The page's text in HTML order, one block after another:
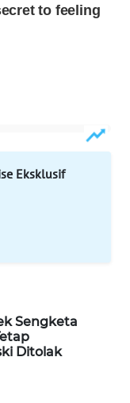
Eksklusif
Sengketa
Ditolak